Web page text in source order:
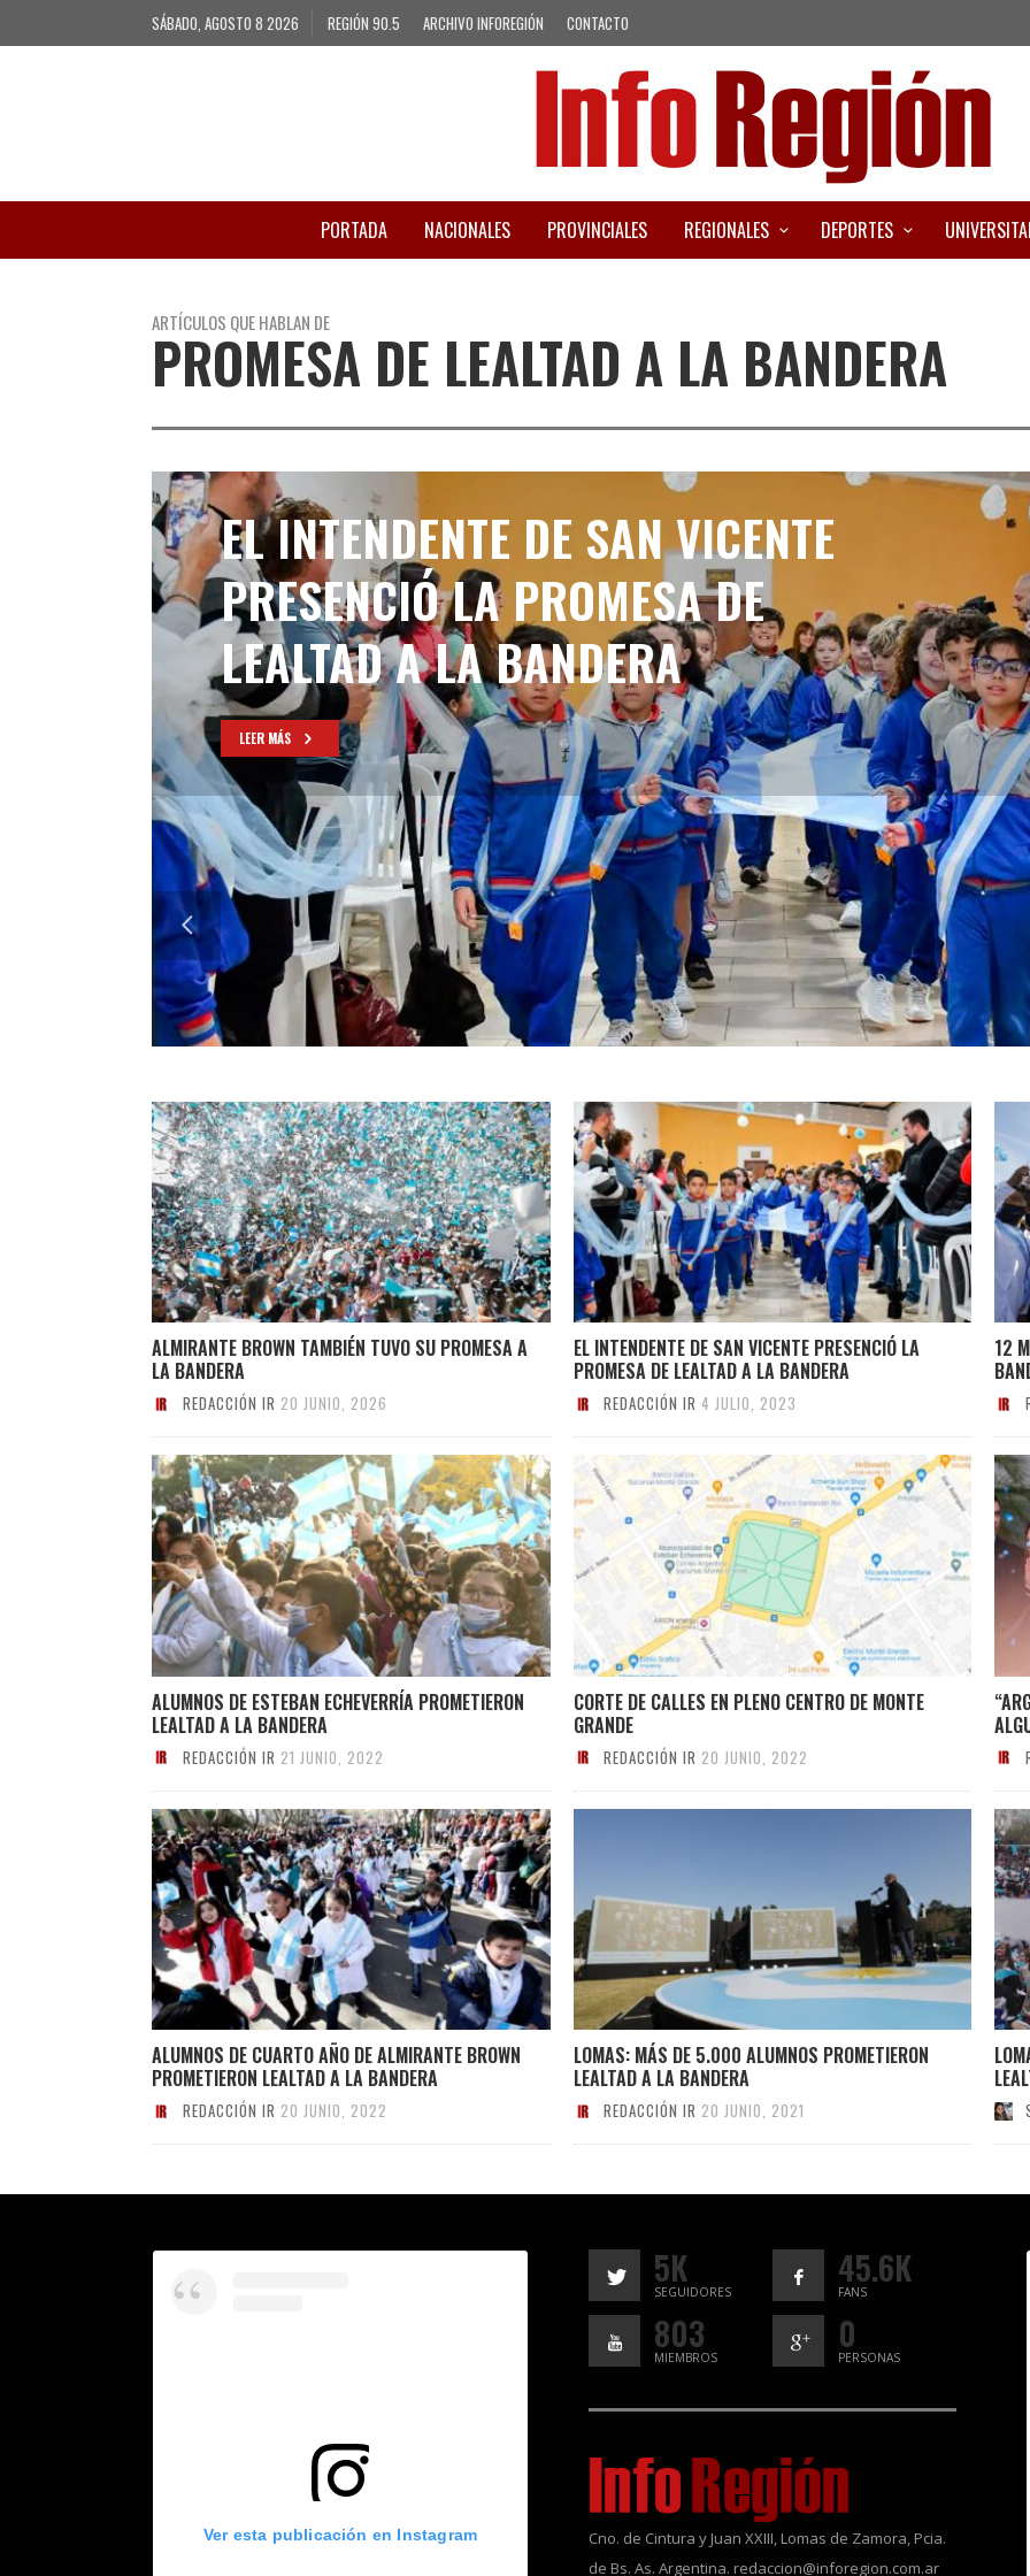
SÁBADO, AGOSTO 8 2026 REGIÓN 90.5 ARCHIVO INFOREGIÓN CONTACTO
PORTADA NACIONALES PROVINCIALES REGIONALES DEPORTES
ARTÍCULOS QUE HABLAN DE
PROMESA DE LEALTAD A LA BANDERA
EL INTENDENTE DE SAN VICENTE
PRESENCIÓ LA PROMESA DE
LEALTAD A LA BANDERA
LEER MÁS
ALMIRANTE BROWN TAMBIÉN TUVO SU PROMESA A
LA BANDERA
REDACCIÓN IR 20 JUNIO, 2026
EL INTENDENTE DE SAN VICENTE PRESENCIÓ LA
PROMESA DE LEALTAD A LA BANDERA
REDACCIÓN IR 4 JULIO, 2023
12
ALUMNOS DE ESTEBAN ECHEVERRÍA PROMETIERON
LEALTAD A LA BANDERA
REDACCIÓN IR 21 JUNIO, 2022
CORTE DE CALLES EN PLENO CENTRO DE MONTE
GRANDE
REDACCIÓN IR 20 JUNIO, 2022
ALUMNOS DE CUARTO AÑO DE ALMIRANTE BROWN
PROMETIERON LEALTAD A LA BANDERA
REDACCIÓN IR 20 JUNIO, 2022
LOMAS: MÁS DE 5.000 ALUMNOS PROMETIERON
LEALTAD A LA BANDERA
REDACCIÓN IR 20 JUNIO, 2021
Ver esta publicación en Instagram
5K
SEGUIDORES
45.6K
FANS
803
MIEMBROS
0
PERSONAS
Cno. de Cintura y Juan XXIII, Lomas de Zamora, Pcia.
de Bs. As. Argentina. redaccion@inforegion.com.ar